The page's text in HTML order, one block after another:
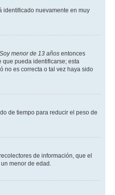
identificado nuevamente en muy
Soy menor de 13 años entonces
que pueda identificarse; esta
no es correcta o tal vez haya sido
de tiempo para reducir el peso de
de información, que el
menor de edad.